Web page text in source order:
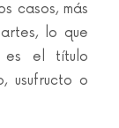
casos, más
lo que
es el título
usufructo o